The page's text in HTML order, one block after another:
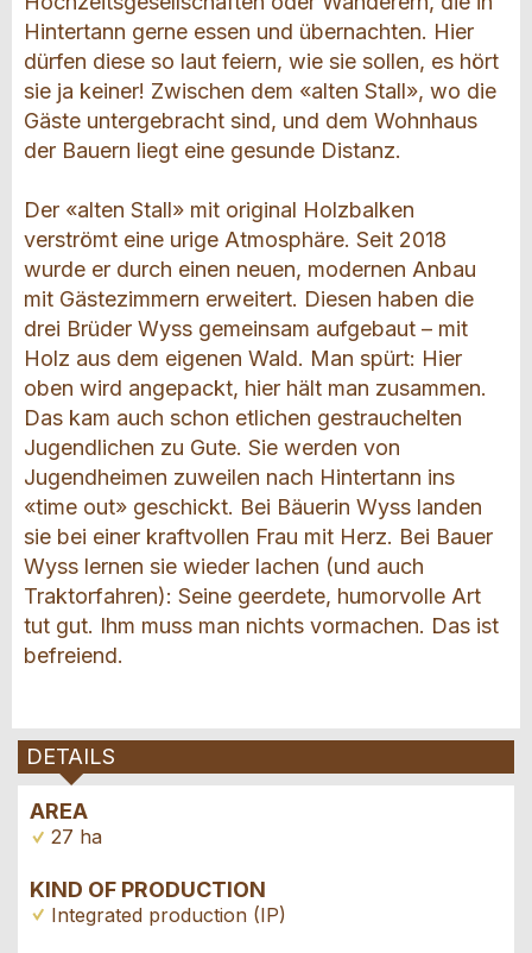
Hintertann gerne essen und übernachten. Hier
dürfen diese so laut feiern, wie sie sollen, es hört
sie ja keiner! Zwischen dem «alten Stall», wo die
Gäste untergebracht sind, und dem Wohnhaus
der Bauern liegt eine gesunde Distanz.
Der «alten Stall» mit original Holzbalken
verströmt eine urige Atmosphäre. Seit 2018
wurde er durch einen neuen, modernen Anbau
mit Gästezimmern erweitert. Diesen haben die
drei Brüder Wyss gemeinsam aufgebaut – mit
Holz aus dem eigenen Wald. Man spürt: Hier
oben wird angepackt, hier hält man zusammen.
Das kam auch schon etlichen gestrauchelten
Jugendlichen zu Gute. Sie werden von
Jugendheimen zuweilen nach Hintertann ins
«time out» geschickt. Bei Bäuerin Wyss landen
sie bei einer kraftvollen Frau mit Herz. Bei Bauer
Wyss lernen sie wieder lachen (und auch
Traktorfahren): Seine geerdete, humorvolle Art
tut gut. Ihm muss man nichts vormachen. Das ist
befreiend.
DETAILS
AREA
27 ha
KIND OF PRODUCTION
Integrated production (IP)